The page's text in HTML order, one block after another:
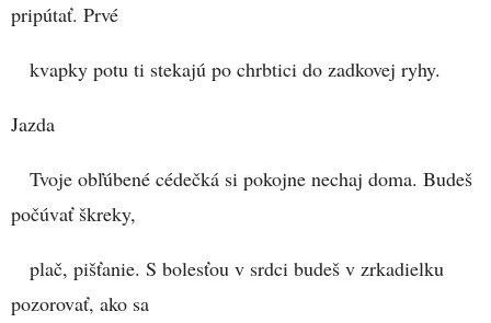
pripútať. Prvé
kvapky potu ti stekajú po chrbtici do zadkovej ryhy.
Jazda
Tvoje obľúbené cédečká si pokojne nechaj doma. Budeš
počúvať škreky,
plač, pišťanie. S bolesťou v srdci budeš v zrkadielku
pozorovať, ako sa